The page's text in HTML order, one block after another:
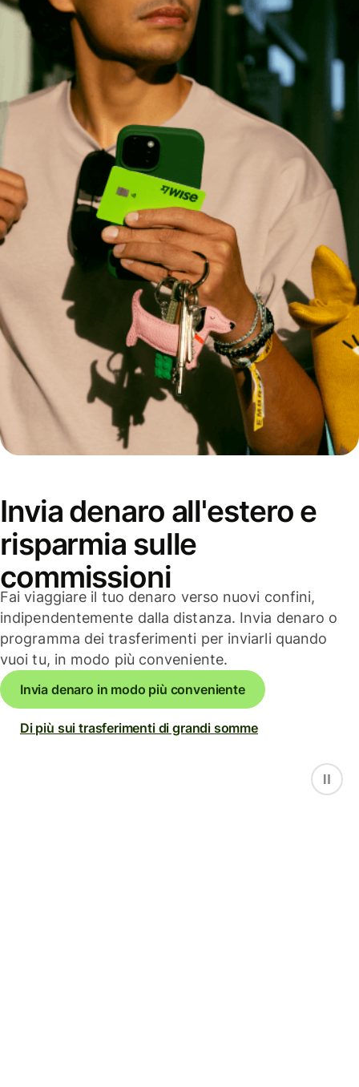
Invia denaro all'estero e
risparmia sulle
commissioni
Fai viaggiare il tuo denaro verso nuovi confini,
indipendentemente dalla distanza. Invia denaro o
programma dei trasferimenti per inviarli quando
vuoi tu, in modo più conveniente.
Invia denaro in modo più conveniente
Di più sui trasferimenti di grandi somme